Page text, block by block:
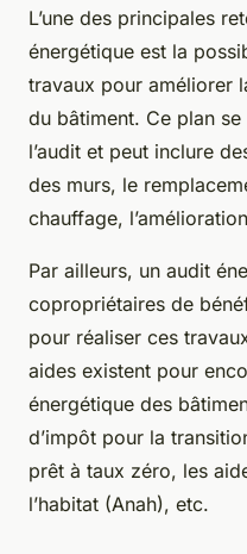
L’une des principales
énergétique est la
travaux pour améliorer
du bâtiment. Ce plan
l’audit et peut inclure
des murs, le
chauffage,
Par ailleurs, un audit
copropriétaires de
pour réaliser ces
aides existent pour
énergétique des
d’impôt pour la
prêt à taux zéro, les
l’habitat (Anah), etc.